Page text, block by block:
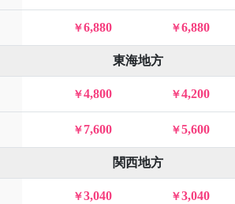
6,880 6,880
東海地方
4,800 4,200
7,600 5,600
関西地方
3,040 3,040